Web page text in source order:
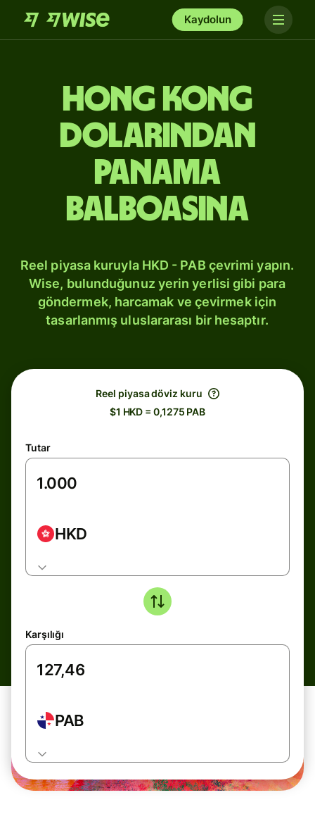
Kaydolun
Hong Kong
dolarından
Panama
balboasına
Reel piyasa kuruyla HKD - PAB çevrimi yapın.
Wise, bulunduğunuz yerin yerlisi gibi para
göndermek, harcamak ve çevirmek için
tasarlanmış uluslararası bir hesaptır.
Reel piyasa döviz kuru
$1 HKD = 0,1275 PAB
Tutar
HKD
Karşılığı
PAB